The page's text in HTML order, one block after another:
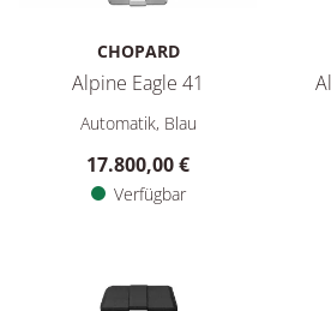
CHOPARD
Alpine Eagle 41
Chopard Alpine Eagle 41, Ref:
Automatik, Blau
17.800,00 €
Verfügbar